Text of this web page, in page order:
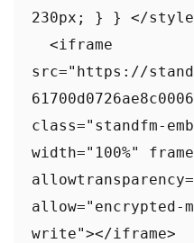
230px; } } </
src="https://
class="standfm-
width="100%"
allow="encrypted-
write"></iframe>